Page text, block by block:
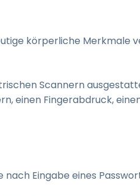
körperliche Merkmale
Scannern
einen Fingerabdruck,
Eingabe eines